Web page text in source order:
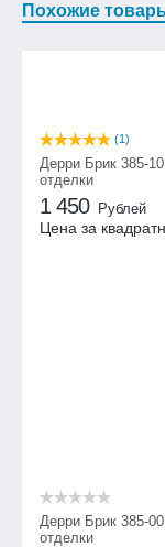
Похожие
(1)
Дерри Брик 385-
отделки
1 450 Рублей
Цена за
Дерри Брик 385-
отделки